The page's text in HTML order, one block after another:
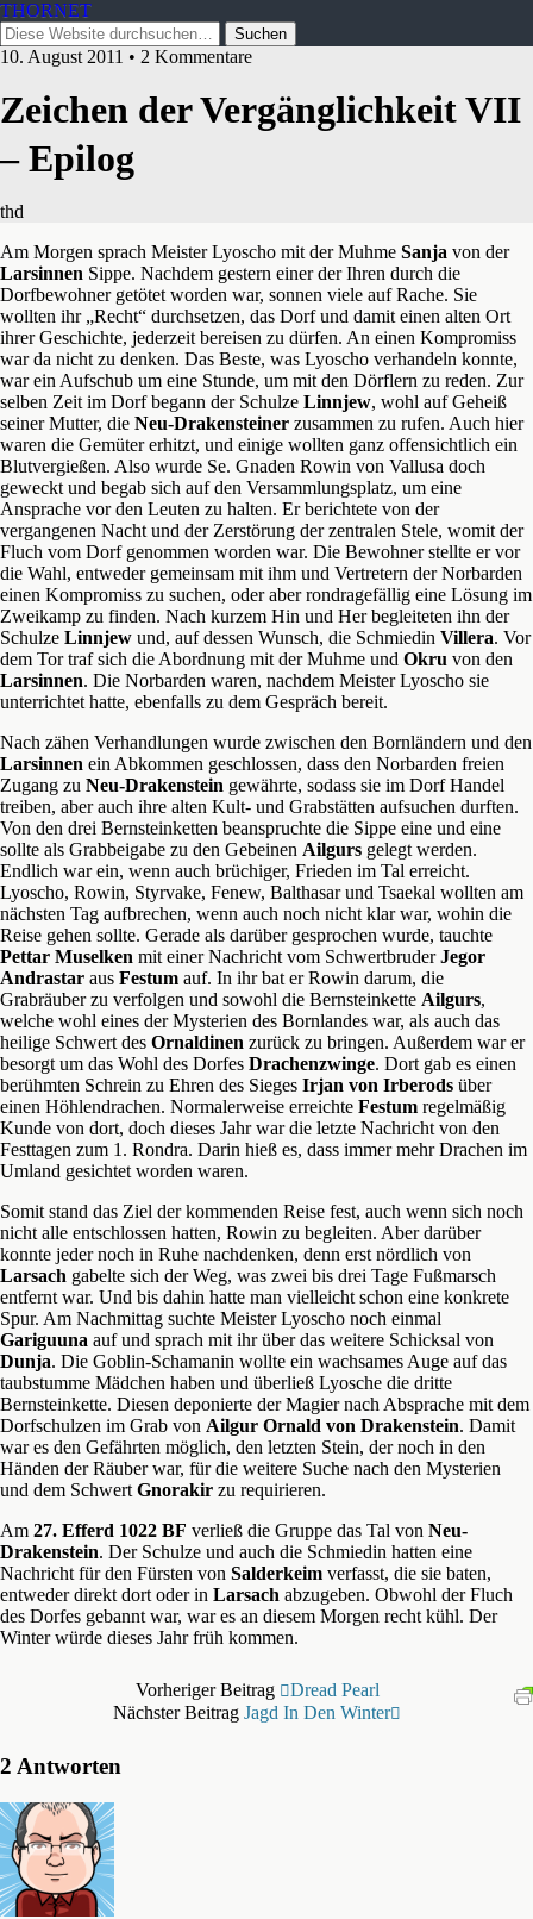
THORNET
10. August 2011 • 2 Kommentare
Zeichen der Vergänglichkeit VII
– Epilog
thd
Am Morgen sprach Meister Lyoscho mit der Muhme Sanja von der
Larsinnen Sippe. Nachdem gestern einer der Ihren durch die
Dorfbewohner getötet worden war, sonnen viele auf Rache. Sie
wollten ihr „Recht“ durchsetzen, das Dorf und damit einen alten Ort
ihrer Geschichte, jederzeit bereisen zu dürfen. An einen Kompromiss
war da nicht zu denken. Das Beste, was Lyoscho verhandeln konnte,
war ein Aufschub um eine Stunde, um mit den Dörflern zu reden. Zur
selben Zeit im Dorf begann der Schulze Linnjew, wohl auf Geheiß
seiner Mutter, die Neu-Drakensteiner zusammen zu rufen. Auch hier
waren die Gemüter erhitzt, und einige wollten ganz offensichtlich ein
Blutvergießen. Also wurde Se. Gnaden Rowin von Vallusa doch
geweckt und begab sich auf den Versammlungsplatz, um eine
Ansprache vor den Leuten zu halten. Er berichtete von der
vergangenen Nacht und der Zerstörung der zentralen Stele, womit der
Fluch vom Dorf genommen worden war. Die Bewohner stellte er vor
die Wahl, entweder gemeinsam mit ihm und Vertretern der Norbarden
einen Kompromiss zu suchen, oder aber rondragefällig eine Lösung im
Zweikamp zu finden. Nach kurzem Hin und Her begleiteten ihn der
Schulze Linnjew und, auf dessen Wunsch, die Schmiedin Villera. Vor
dem Tor traf sich die Abordnung mit der Muhme und Okru von den
Larsinnen. Die Norbarden waren, nachdem Meister Lyoscho sie
unterrichtet hatte, ebenfalls zu dem Gespräch bereit.
Nach zähen Verhandlungen wurde zwischen den Bornländern und den
Larsinnen ein Abkommen geschlossen, dass den Norbarden freien
Zugang zu Neu-Drakenstein gewährte, sodass sie im Dorf Handel
treiben, aber auch ihre alten Kult- und Grabstätten aufsuchen durften.
Von den drei Bernsteinketten beanspruchte die Sippe eine und eine
sollte als Grabbeigabe zu den Gebeinen Ailgurs gelegt werden.
Endlich war ein, wenn auch brüchiger, Frieden im Tal erreicht.
Lyoscho, Rowin, Styrvake, Fenew, Balthasar und Tsaekal wollten am
nächsten Tag aufbrechen, wenn auch noch nicht klar war, wohin die
Reise gehen sollte. Gerade als darüber gesprochen wurde, tauchte
Pettar Muselken mit einer Nachricht vom SchwertbruderJegor
Andrastar aus Festum auf. In ihr bat er Rowin darum, die
Grabräuber zu verfolgen und sowohl die Bernsteinkette Ailgurs,
welche wohl eines der Mysterien des Bornlandes war, als auch das
heilige Schwert des Ornaldinen zurück zu bringen. Außerdem war er
besorgt um das Wohl des Dorfes Drachenzwinge. Dort gab es einen
berühmten Schrein zu Ehren des Sieges Irjan von Irberods über
einen Höhlendrachen. Normalerweise erreichte Festum regelmäßig
Kunde von dort, doch dieses Jahr war die letzte Nachricht von den
Festtagen zum 1. Rondra. Darin hieß es, dass immer mehr Drachen im
Umland gesichtet worden waren.
Somit stand das Ziel der kommenden Reise fest, auch wenn sich noch
nicht alle entschlossen hatten, Rowin zu begleiten. Aber darüber
konnte jeder noch in Ruhe nachdenken, denn erst nördlich von
Larsach gabelte sich der Weg, was zwei bis drei Tage Fußmarsch
entfernt war. Und bis dahin hatte man vielleicht schon eine konkrete
Spur. Am Nachmittag suchte Meister Lyoscho noch einmal
Gariguuna auf und sprach mit ihr über das weitere Schicksal von
Dunja. Die Goblin-Schamanin wollte ein wachsames Auge auf das
taubstumme Mädchen haben und überließ Lyosche die dritte
Bernsteinkette. Diesen deponierte der Magier nach Absprache mit dem
Dorfschulzen im Grab von Ailgur Ornald von Drakenstein. Damit
war es den Gefährten möglich, den letzten Stein, der noch in den
Händen der Räuber war, für die weitere Suche nach den Mysterien
und dem Schwert Gnorakir zu requirieren.
Am 27. Efferd 1022 BF verließ die Gruppe das Tal von Neu-
Drakenstein. Der Schulze und auch die Schmiedin hatten eine
Nachricht für den Fürsten von Salderkeim verfasst, die sie baten,
entweder direkt dort oder in Larsach abzugeben. Obwohl der Fluch
des Dorfes gebannt war, war es an diesem Morgen recht kühl. Der
Winter würde dieses Jahr früh kommen.
Vorheriger Beitrag
Dread Pearl
Nächster Beitrag Jagd In Den Winter
2 Antworten